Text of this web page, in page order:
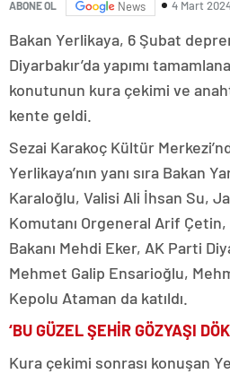
ABONE OL News 4 Mart
Bakan Yerlikaya, 6 Şubat
Diyarbakır’da yapımı
konutunun kura çekimi ve
kente geldi.
Sezai Karakoç Kültür
Yerlikaya’nın yanı sıra Bakan
Karaloğlu, Valisi Ali İhsan Su,
Komutanı Orgeneral Arif Çetin,
Bakanı Mehdi Eker, AK Parti
Mehmet Galip Ensarioğlu,
Kepolu Ataman da katıldı.
‘BU GÜZEL ŞEHİR GÖZYAŞI
Kura çekimi sonrası konuşan